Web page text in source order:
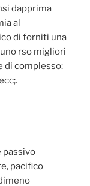
dapprima
al
di forniti una
rso migliori
di complesso:
passivo
pacifico